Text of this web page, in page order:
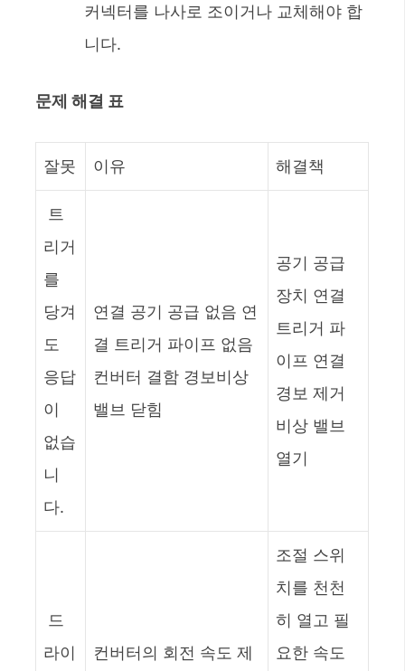
커넥터를 나사로 조이거나 교체해야 합
니다.
문제 해결 표
잘못 이유 해결책
트
리거
를
당겨
도
응답
이
없습
니
다.
연결 공기 공급 없음 연
결 트리거 파이프 없음
컨버터 결함 경보비상
밸브 닫힘
공기 공급
장치 연결
트리거 파
이프 연결
경보 제거
비상 밸브
열기
드
라이
컨버터의 회전 속도 제
조절 스위
치를 천천
히 열고 필
요한 속도